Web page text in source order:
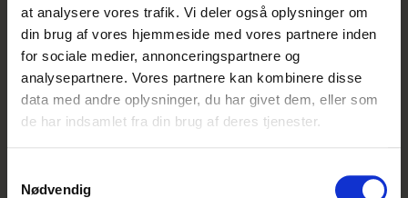
at analysere vores trafik. Vi deler også oplysninger om
din brug af vores hjemmeside med vores partnere inden
for sociale medier, annonceringspartnere og
analysepartnere. Vores partnere kan kombinere disse
data med andre oplysninger, du har givet dem, eller som
de har indsamlet fra din brug af deres tjenester.
Nødvendig